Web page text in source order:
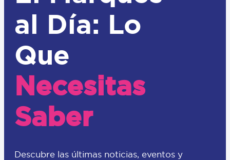
al Día: Lo
Que
Necesitas
Saber
Descubre las últimas noticias, eventos y